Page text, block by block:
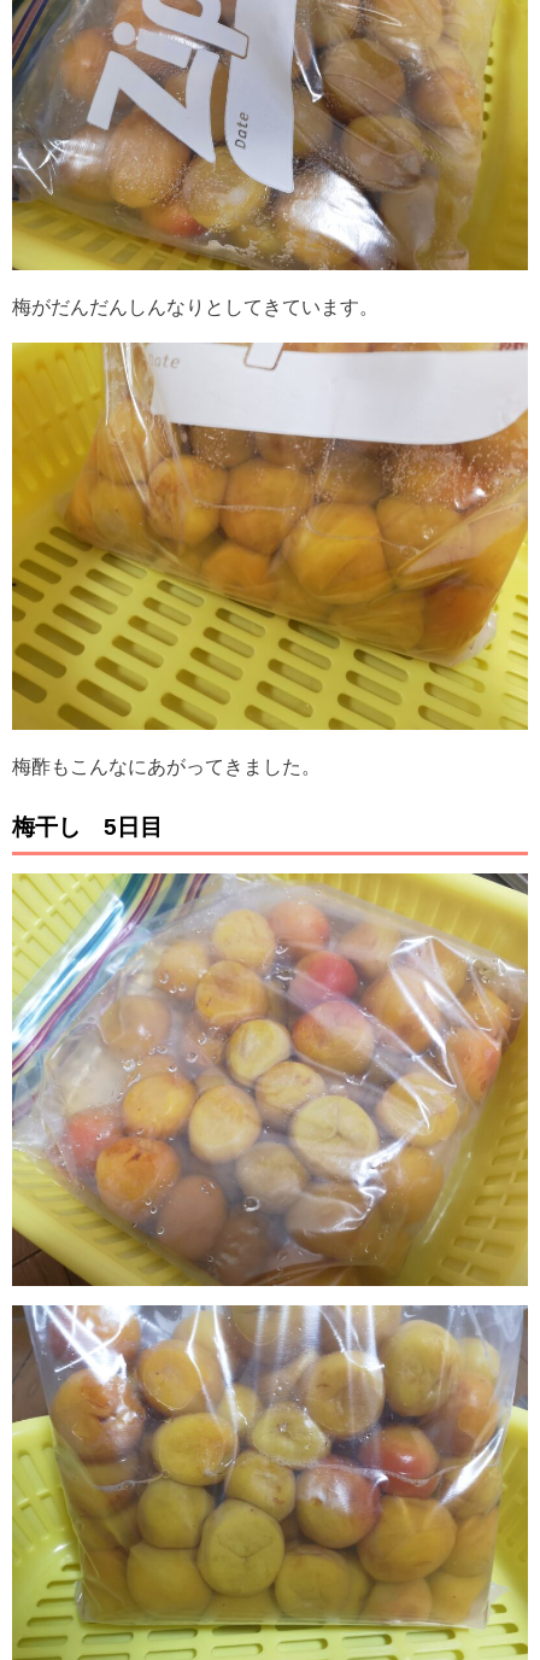
梅がだんだんしんなりとしてきています。
梅酢もこんなにあがってきました。
梅干し 5日目